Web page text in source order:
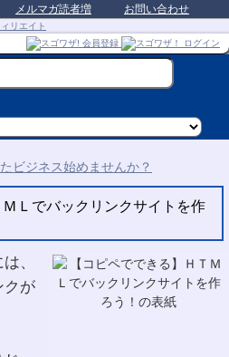
メルマガ読者増 お問い合わせ
ＭＬでバックリンクサイトを作
、
クが